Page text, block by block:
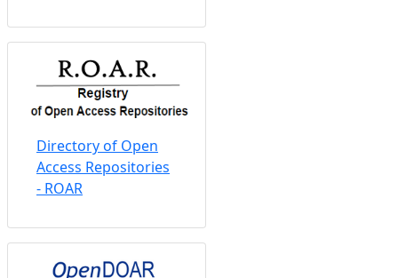
Directory of Open
Access Repositories
- ROAR